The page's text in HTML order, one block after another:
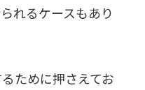
れるケースもあり
ために押さえてお